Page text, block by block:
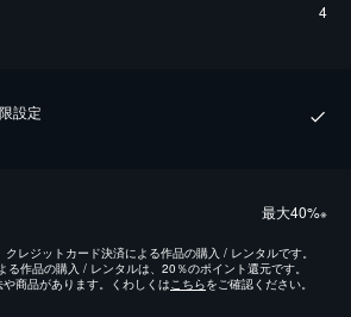
4
設定
最⼤40%※
レジットカード決済による作品の購入 / レンタルです。
作品の購入 / レンタルは、20％のポイント還元です。
商品があります。くわしくはこちらをご確認ください。